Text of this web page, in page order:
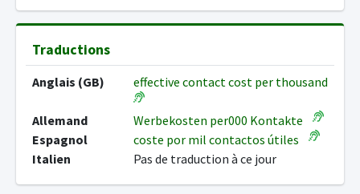
Traductions
Anglais (GB) effective contact cost per thousand
Allemand
Werbekosten per000 Kontakte
Espagnol
coste por mil contactos útiles
Italien
Pas de traduction à ce jour